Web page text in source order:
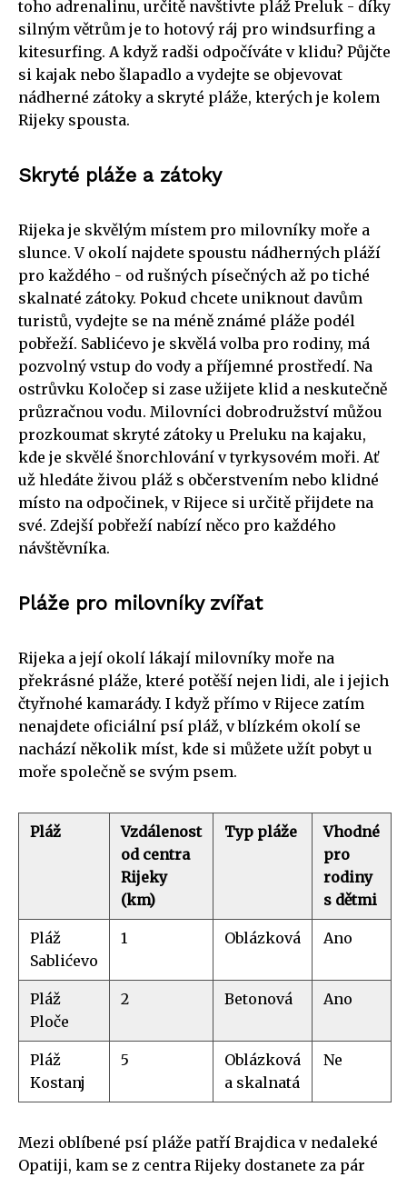
toho adrenalinu, určitě navštivte pláž Preluk - díky
silným větrům je to hotový ráj pro windsurfing a
kitesurfing. A když radši odpočíváte v klidu? Půjčte
si kajak nebo šlapadlo a vydejte se objevovat
nádherné zátoky a skryté pláže, kterých je kolem
Rijeky spousta.
Skryté pláže a zátoky
Rijeka je skvělým místem pro milovníky moře a
slunce. V okolí najdete spoustu nádherných pláží
pro každého - od rušných písečných až po tiché
skalnaté zátoky. Pokud chcete uniknout davům
turistů, vydejte se na méně známé pláže podél
pobřeží. Sablićevo je skvělá volba pro rodiny, má
pozvolný vstup do vody a příjemné prostředí. Na
ostrůvku Koločep si zase užijete klid a neskutečně
průzračnou vodu. Milovníci dobrodružství můžou
prozkoumat skryté zátoky u Preluku na kajaku,
kde je skvělé šnorchlování v tyrkysovém moři. Ať
už hledáte živou pláž s občerstvením nebo klidné
místo na odpočinek, v Rijece si určitě přijdete na
své. Zdejší pobřeží nabízí něco pro každého
návštěvníka.
Pláže pro milovníky zvířat
Rijeka a její okolí lákají milovníky moře na
překrásné pláže, které potěší nejen lidi, ale i jejich
čtyřnohé kamarády. I když přímo v Rijece zatím
nenajdete oficiální psí pláž, v blízkém okolí se
nachází několik míst, kde si můžete užít pobyt u
moře společně se svým psem.
Pláž
Vzdálenost
od centra
Rijeky
(km)
Typ pláže
Vhodné
pro
rodiny
s dětmi
Pláž
Sablićevo
1 Oblázková Ano
Pláž
Ploče
2 Betonová Ano
Pláž
Kostanj
5
Oblázková
a skalnatá
Ne
Mezi oblíbené psí pláže patří Brajdica v nedaleké
Opatiji, kam se z centra Rijeky dostanete za pár